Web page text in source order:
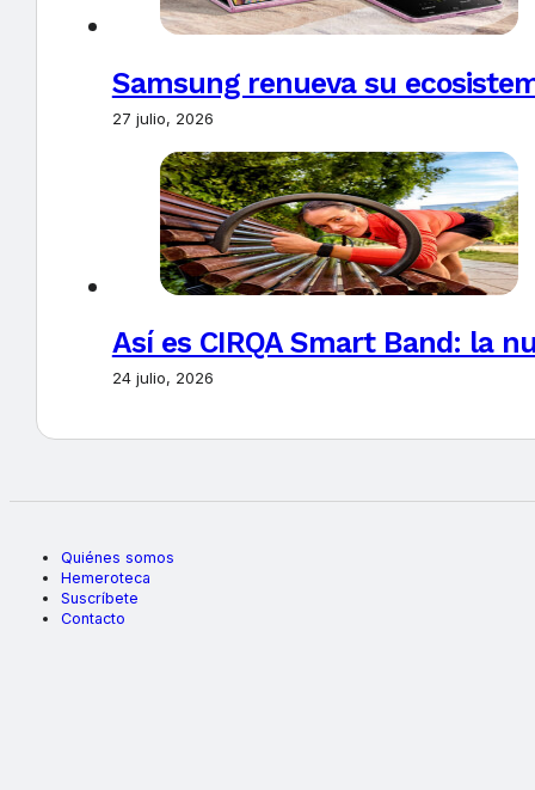
Samsung renueva su
27 julio, 2026
Así es CIRQA Smart Band: la
24 julio, 2026
Quiénes somos
Hemeroteca
Suscríbete
Contacto